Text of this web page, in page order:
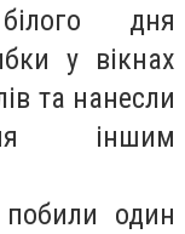
дня
у вікнах
та нанесли
іншим
побили один